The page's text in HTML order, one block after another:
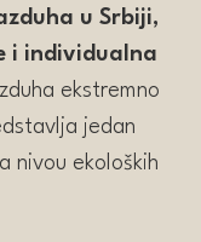
u Srbiji,
i individualna
ekstremno
jedan
nivou ekoloških